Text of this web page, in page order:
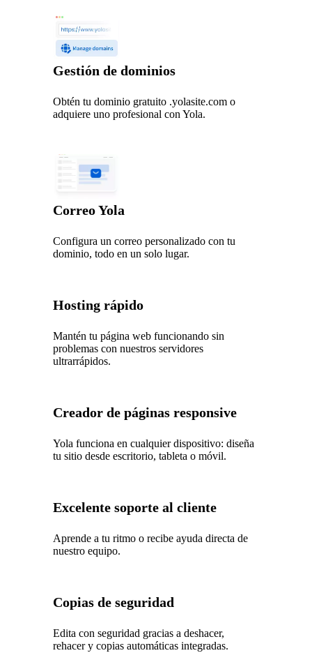
Gestión de dominios
Obtén tu dominio gratuito .yolasite.com o
adquiere uno profesional con Yola.
Correo Yola
Configura un correo personalizado con tu
dominio, todo en un solo lugar.
Hosting rápido
Mantén tu página web funcionando sin
problemas con nuestros servidores
ultrarrápidos.
Creador de páginas responsive
Yola funciona en cualquier dispositivo: diseña
tu sitio desde escritorio, tableta o móvil.
Excelente soporte al cliente
Aprende a tu ritmo o recibe ayuda directa de
nuestro equipo.
Copias de seguridad
Edita con seguridad gracias a deshacer,
rehacer y copias automáticas integradas.